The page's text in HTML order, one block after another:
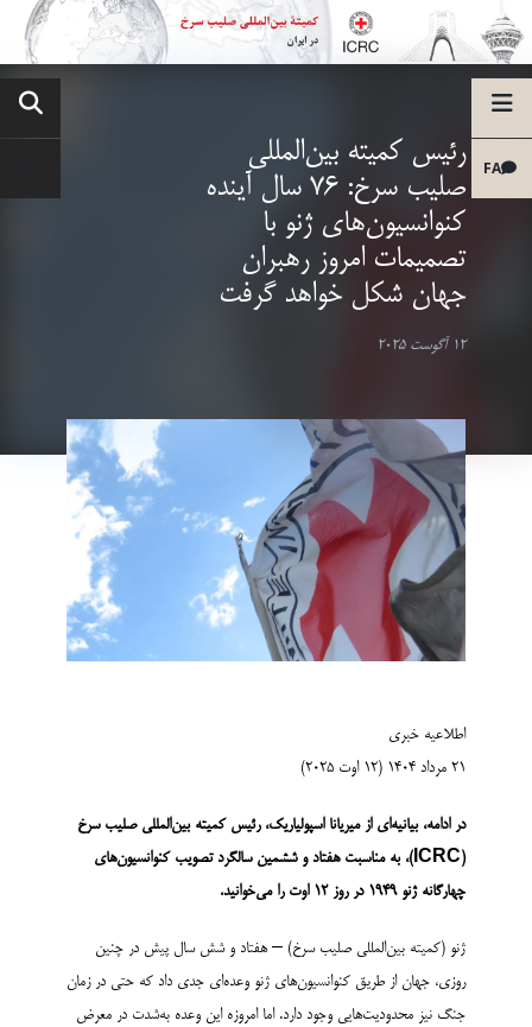
FA
رئیس کمیته بین‌المللی
صلیب سرخ: ۷۶ سال آینده
کنوانسیون‌های ژنو با
تصمیمات امروز رهبران
جهان شکل خواهد گرفت
12 آگوست 2025
اطلاعیه خبری
۲۱ مرداد ۱۴۰۴ (۱۲ اوت ۲۰۲۵)
در ادامه، بیانیه‌ای از میریانا اسپولیاریک، رئیس کمیته بین‌المللی صلیب سرخ
(ICRC)
، به مناسبت هفتاد و ششمین سالگرد تصویب کنوانسیون‌های
چهارگانه ژنو۱۹۴۹ در روز۱۲ اوت را می‌خوانید.
ژنو (کمیته بین‌المللی صلیب سرخ) – هفتاد و شش سال پیش در چنین
روزی، جهان از طریق کنوانسیون‌های ژنو وعده‌ای جدی داد که حتی در زمان
جنگ نیز محدودیت‌هایی وجود دارد. اما امروزه این وعده به‌شدت در معرض